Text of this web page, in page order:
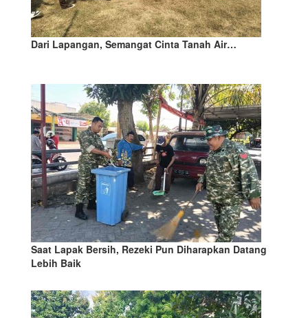
Dari Lapangan, Semangat Cinta Tanah Air…
Saat Lapak Bersih, Rezeki Pun Diharapkan Datang
Lebih Baik